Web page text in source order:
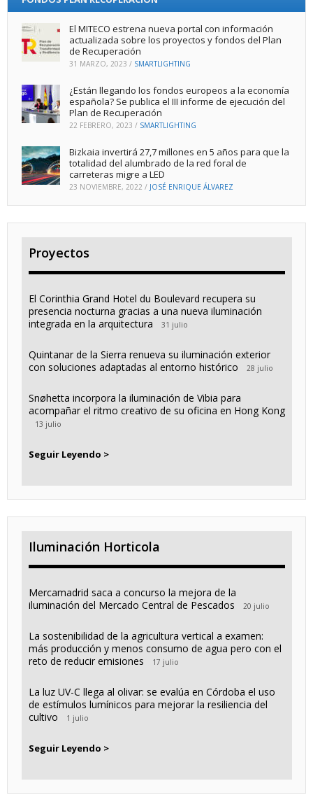
El MITECO estrena nueva portal con información
actualizada sobre los proyectos y fondos del Plan
de Recuperación
31 MARZO, 2023 / SMARTLIGHTING
¿Están llegando los fondos europeos a la economía
española? Se publica el III informe de ejecución del
Plan de Recuperación
22 FEBRERO, 2023 / SMARTLIGHTING
Bizkaia invertirá 27,7 millones en 5 años para que la
totalidad del alumbrado de la red foral de
carreteras migre a LED
23 NOVIEMBRE, 2022 / JOSÉ ENRIQUE ÁLVAREZ
Proyectos
El Corinthia Grand Hotel du Boulevard recupera su
presencia nocturna gracias a una nueva iluminación
integrada en la arquitectura
31 julio
Quintanar de la Sierra renueva su iluminación exterior
con soluciones adaptadas al entorno histórico
28 julio
Snøhetta incorpora la iluminación de Vibia para
acompañar el ritmo creativo de su oficina en Hong Kong
13 julio
Seguir Leyendo >
Iluminación Horticola
Mercamadrid saca a concurso la mejora de la
iluminación del Mercado Central de Pescados
20 julio
La sostenibilidad de la agricultura vertical a examen:
más producción y menos consumo de agua pero con el
reto de reducir emisiones
17 julio
La luz UV-C llega al olivar: se evalúa en Córdoba el uso
de estímulos lumínicos para mejorar la resiliencia del
cultivo
1 julio
Seguir Leyendo >